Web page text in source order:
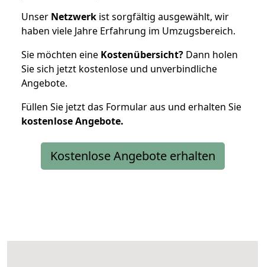
Unser Netzwerk ist sorgfältig ausgewählt, wir
haben viele Jahre Erfahrung im Umzugsbereich.
Sie möchten eine Kostenübersicht? Dann holen
Sie sich jetzt kostenlose und unverbindliche
Angebote.
Füllen Sie jetzt das Formular aus und erhalten Sie
kostenloseAngebote.
Kostenlose Angebote erhalten